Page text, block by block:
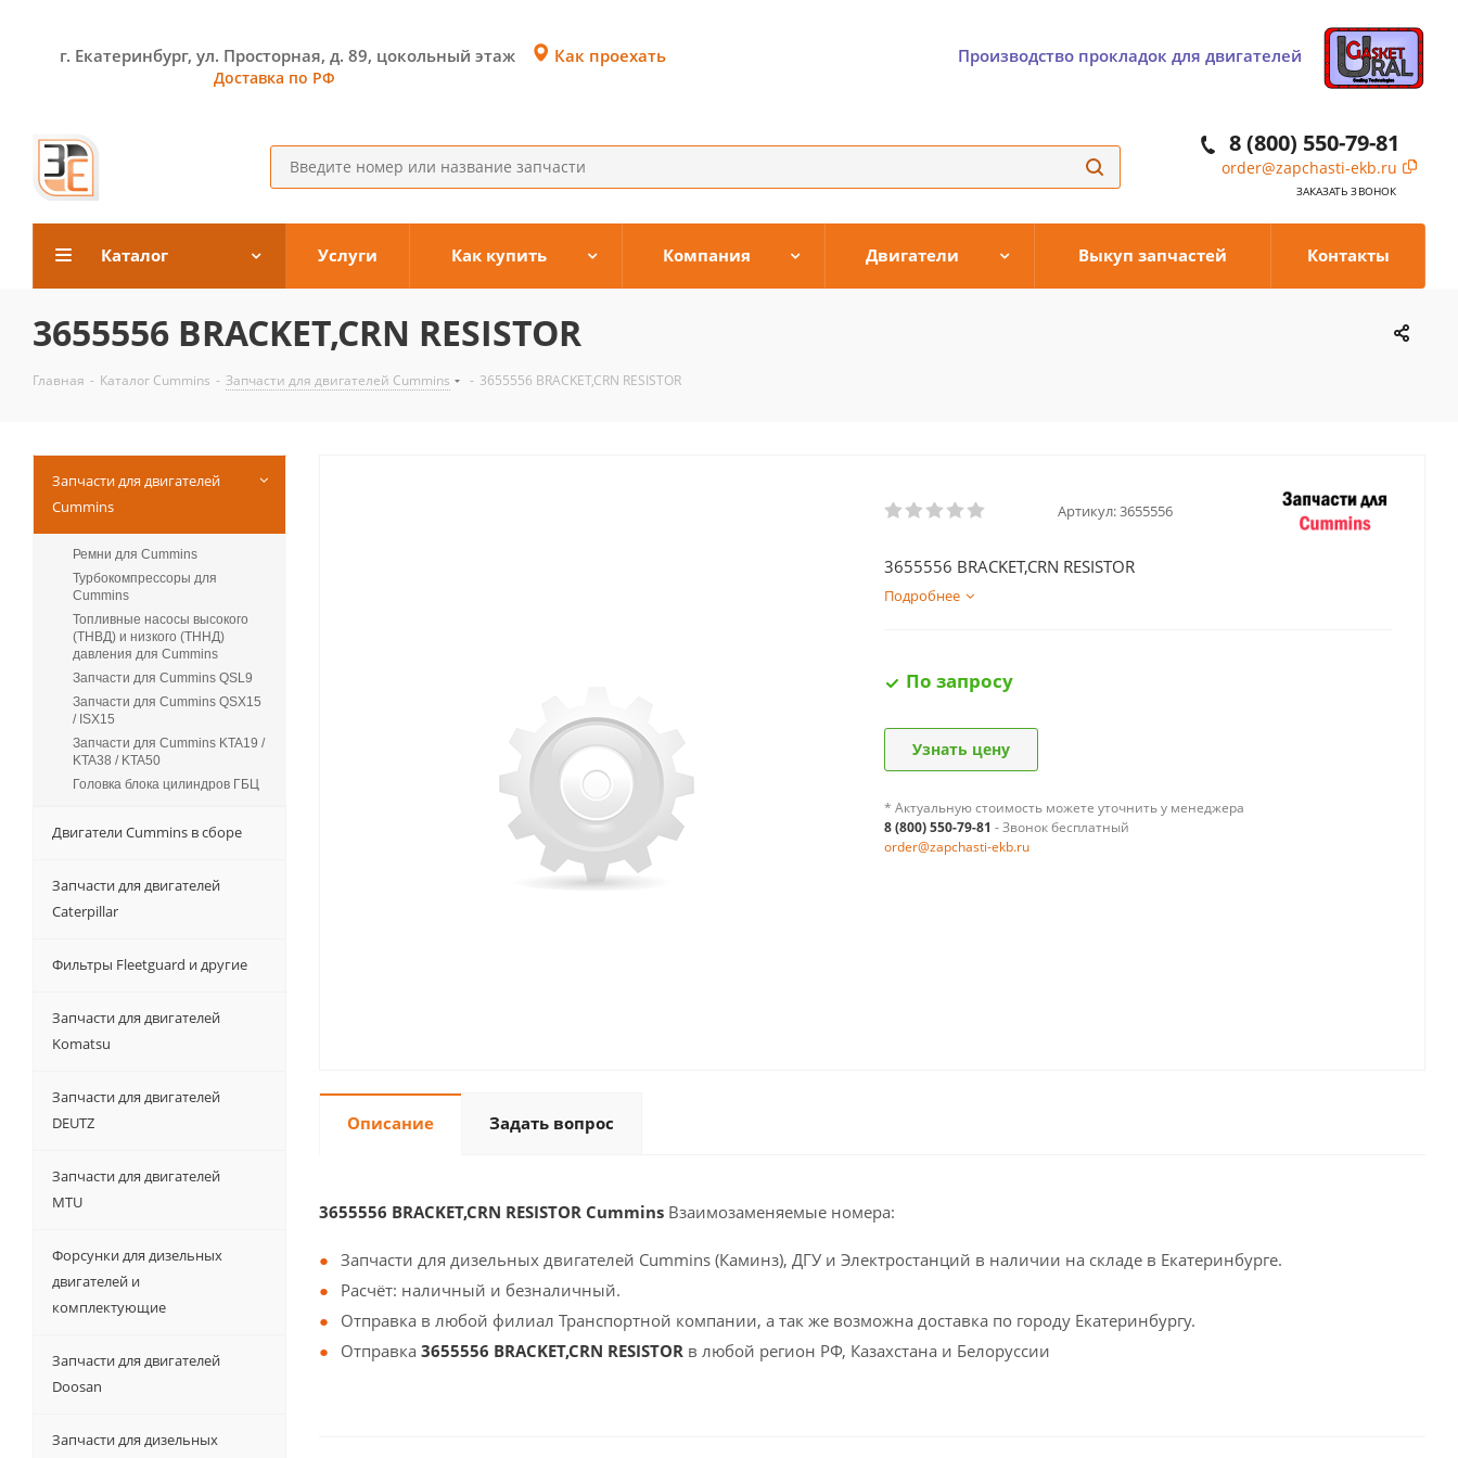
г. Екатеринбург, ул. Просторная, д. 89, цокольный этаж
Доставка по РФ
Как проехать Производство прокладок для двигателей
8 (800) 550-79-81
order@zapchasti-ekb.ru
ЗАКАЗАТЬ ЗВОНОК
Каталог Услуги Как купить Компания Двигатели Выкуп запчастей Контакты
3655556 BRACKET,CRN RESISTOR
Главная - Каталог Cummins - Запчасти для двигателей Cummins - 3655556 BRACKET,CRN RESISTOR
Артикул:3655556
3655556 BRACKET,CRN RESISTOR
Подробнее
По запросу
Узнать цену
* Актуальную стоимость можете уточнить у менеджера
8 (800) 550-79-81 - Звонок бесплатный
order@zapchasti-ekb.ru
Описание Задать вопрос
3655556 BRACKET,CRN RESISTOR Cummins Взаимозаменяемые номера:
Запчасти для дизельных двигателей Cummins (Каминз), ДГУ и Электростанций в наличии на складе в Екатеринбурге.
Расчёт: наличный и безналичный.
Отправка в любой филиал Транспортной компании, а так же возможна доставка по городу Екатеринбургу.
Отправка 3655556 BRACKET,CRN RESISTOR в любой регион РФ, Казахстана и Белоруссии
Запчасти для двигателей
Cummins
Ремни для Cummins
Турбокомпрессоры для
Сummins
Топливные насосы высокого
(ТНВД) и низкого (ТННД)
давления для Cummins
Запчасти для Cummins QSL9
Запчасти для Cummins QSX15
/ ISX15
Запчасти для Cummins KTA19 /
KTA38 / KTA50
Головка блока цилиндров ГБЦ
Двигатели Cummins в сборе
Запчасти для двигателей
Caterpillar
Фильтры Fleetguard и другие
Запчасти для двигателей
Komatsu
Запчасти для двигателей
DEUTZ
Запчасти для двигателей
MTU
Форсунки для дизельных
двигателей и
комплектующие
Запчасти для двигателей
Doosan
Запчасти для дизельных